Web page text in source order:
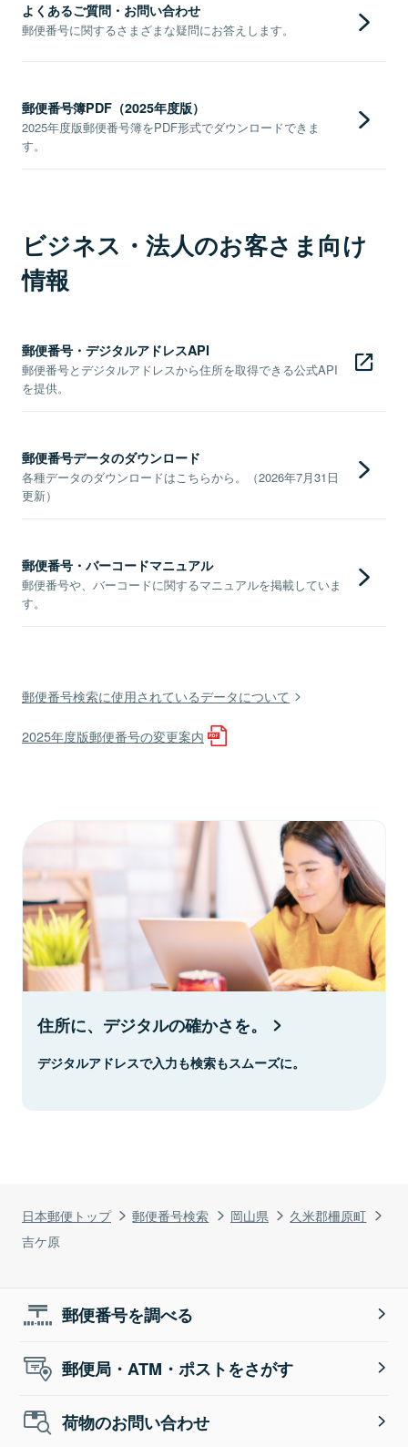
日本郵便トップ 郵便番号検索 岡山県
久米郡柵原町
吉ケ原
よくあるご質問・お問い合わせ
郵便番号に関するさまざまな疑問にお答えします。
郵便番号簿PDF（2025年度版）
2025年度版郵便番号簿をPDF形式でダウンロードできま
す。
ビジネス・法人のお客さま向け
情報
郵便番号・デジタルアドレスAPI
郵便番号とデジタルアドレスから住所を取得できる公式API
を提供。
郵便番号データのダウンロード
各種データのダウンロードはこちらから。（2026年7月31日
更新）
郵便番号・バーコードマニュアル
郵便番号や、バーコードに関するマニュアルを掲載していま
す。
郵便番号検索に使用されているデータについて
2025年度版郵便番号の変更案内
住所に、デジタルの確かさを。
デジタルアドレスで入力も検索もスムーズに。
郵便番号を調べる
郵便局・ATM・ポストをさがす
荷物のお問い合わせ